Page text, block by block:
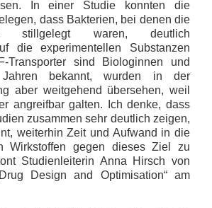
In einer Studie konnten die
dass Bakterien, bei denen die
stillgelegt waren, deutlich
die experimentellen Substanzen
Transporter sind Biologinnen und
bekannt, wurden in der
aber weitgehend übersehen, weil
angreifbar galten. Ich denke, dass
zusammen sehr deutlich zeigen,
weiterhin Zeit und Aufwand in die
Wirkstoffen gegen dieses Ziel zu
Studienleiterin Anna Hirsch von
Design and Optimisation“ am